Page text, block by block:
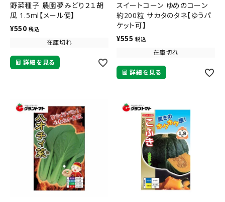
野菜種子 農園夢みどり２１胡
瓜 1.5ml【メール便】
¥550 税込
在庫切れ
詳細を見る
スイートコーン ゆめのコーン
約200粒 サカタのタネ【ゆうパ
ケット可】
¥555 税込
在庫切れ
詳細を見る